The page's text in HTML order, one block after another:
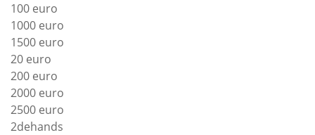
100 euro
1000 euro
1500 euro
20 euro
200 euro
2000 euro
2500 euro
2dehands